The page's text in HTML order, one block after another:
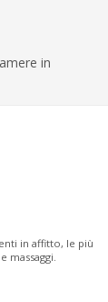
in
in affitto, le più
massaggi.